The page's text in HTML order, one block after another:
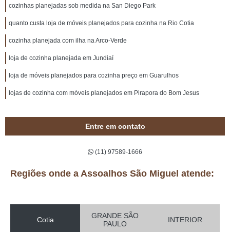
cozinhas planejadas sob medida na San Diego Park
quanto custa loja de móveis planejados para cozinha na Rio Cotia
cozinha planejada com ilha na Arco-Verde
loja de cozinha planejada em Jundiaí
loja de móveis planejados para cozinha preço em Guarulhos
lojas de cozinha com móveis planejados em Pirapora do Bom Jesus
Entre em contato
(11) 97589-1666
Regiões onde a Assoalhos São Miguel atende:
Cotia
GRANDE SÃO
PAULO
INTERIOR